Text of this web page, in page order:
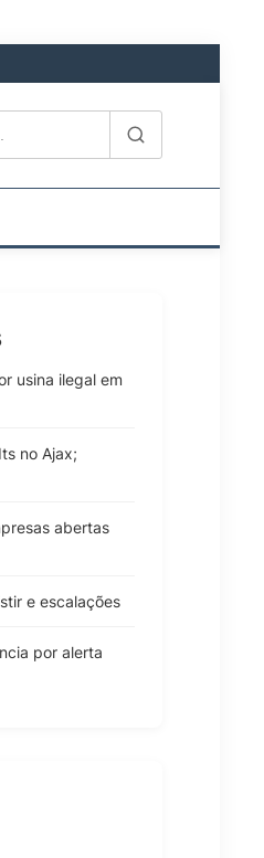
usina ilegal em
no Ajax;
abertas
e escalações
por alerta